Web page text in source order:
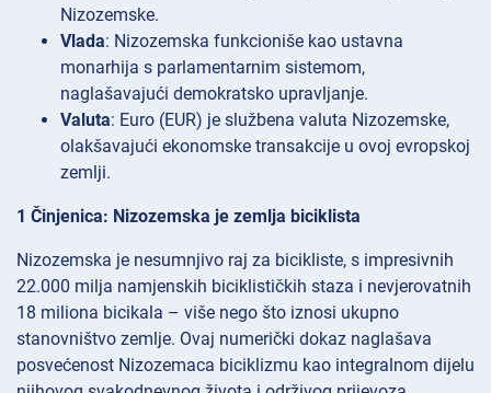
Nizozemske.
Vlada: Nizozemska funkcioniše kao ustavna
monarhija s parlamentarnim sistemom,
naglašavajući demokratsko upravljanje.
Valuta: Euro (EUR) je službena valuta Nizozemske,
olakšavajući ekonomske transakcije u ovoj evropskoj
zemlji.
1 Činjenica: Nizozemska je zemlja biciklista
Nizozemska je nesumnjivo raj za bicikliste, s impresivnih
22.000 milja namjenskih biciklističkih staza i nevjerovatnih
18 miliona bicikala – više nego što iznosi ukupno
stanovništvo zemlje. Ovaj numerički dokaz naglašava
posvećenost Nizozemaca biciklizmu kao integralnom dijelu